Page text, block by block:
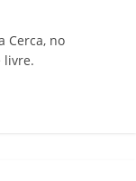
Cerca, no
livre.